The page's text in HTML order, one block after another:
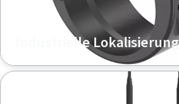
Industrielle